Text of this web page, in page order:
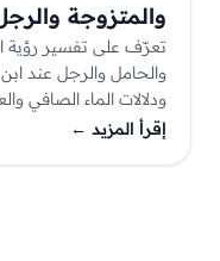
والمتزوجة
تعرّف على تفسير رؤية
والحامل والرجل عند
ودلالات الماء الصافي
إقرأ المزيد ←